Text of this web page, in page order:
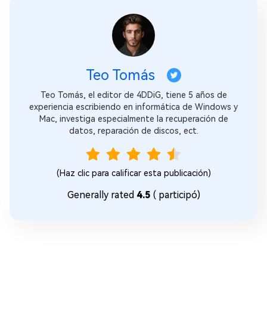
Teo Tomás
Teo Tomás, el editor de 4DDiG, tiene 5 años de
experiencia escribiendo en informática de Windows y
Mac, investiga especialmente la recuperación de
datos, reparación de discos, ect.
(Haz clic para calificar esta publicación)
Generally rated 4.5 ( participó)